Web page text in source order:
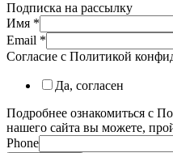
Подписка на рассылку
Имя *
Email *
Согласие с Политикой
Да, согласен
Подробнее ознакомиться с
нашего сайта вы можете,
Phone